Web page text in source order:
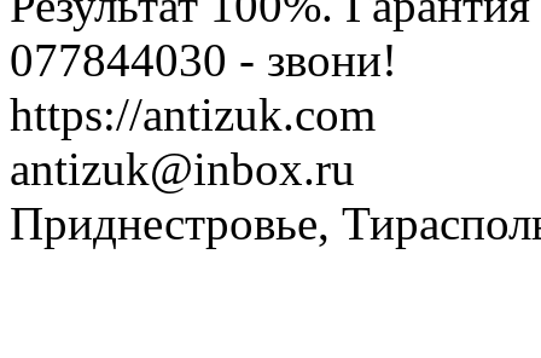
077844030 - звони!
https://antizuk.com
antizuk@inbox.ru
Приднестровье,